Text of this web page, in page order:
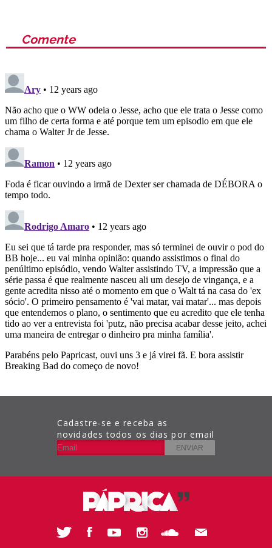
Comente
Cadastre-se e receba as
novidades todos os dias por email